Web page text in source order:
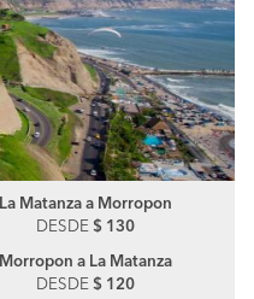
La Matanza a Morropon
DESDE $ 130
Morropon a La Matanza
DESDE $ 120
Lambayeque a Piura
DESDE$ 110
Piura a Lambayeque
DESDE$ 30